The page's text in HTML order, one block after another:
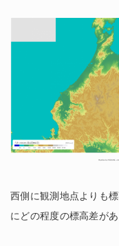
西側に観測地点よりも
にどの程度の標高差が